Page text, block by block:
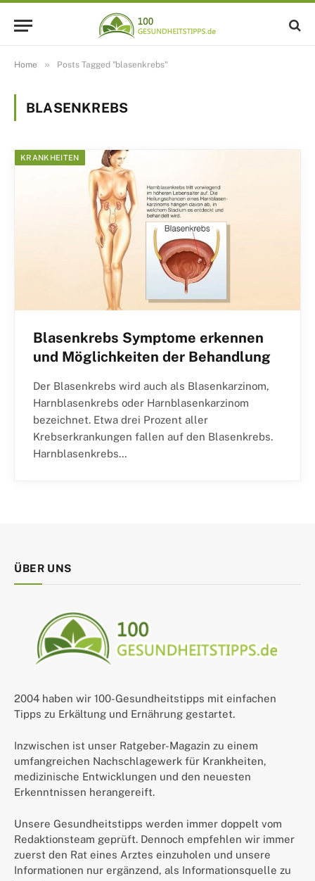
Home » Posts Tagged "blasenkrebs"
BLASENKREBS
KRANKHEITEN
Blasenkrebs Symptome erkennen
und Möglichkeiten der Behandlung
Der Blasenkrebs wird auch als Blasenkarzinom,
Harnblasenkrebs oder Harnblasenkarzinom
bezeichnet. Etwa drei Prozent aller
Krebserkrankungen fallen auf den Blasenkrebs.
Harnblasenkrebs…
ÜBER UNS
2004 haben wir 100-Gesundheitstipps mit einfachen
Tipps zu Erkältung und Ernährung gestartet.
Inzwischen ist unser Ratgeber-Magazin zu einem
umfangreichen Nachschlagewerk für Krankheiten,
medizinische Entwicklungen und den neuesten
Erkenntnissen herangereift.
Unsere Gesundheitstipps werden immer doppelt vom
Redaktionsteam geprüft. Dennoch empfehlen wir immer
zuerst den Rat eines Arztes einzuholen und unsere
Informationen nur ergänzend, als Informationsquelle zu